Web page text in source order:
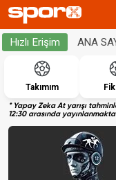
Hızlı Erişim ANA
Takımım
* Yapay Zeka At yarışı
12:30 arasında